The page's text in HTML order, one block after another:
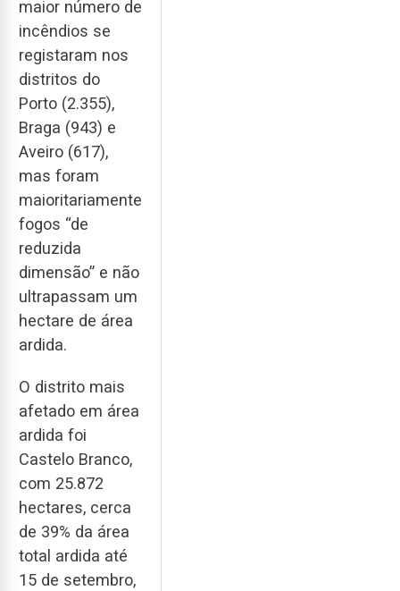
maior número de
incêndios se
registaram nos
distritos do
Porto (2.355),
Braga (943) e
Aveiro (617),
mas foram
maioritariamente
fogos “de
reduzida
dimensão” e não
ultrapassam um
hectare de área
ardida.
O distrito mais
afetado em área
ardida foi
Castelo Branco,
com 25.872
hectares, cerca
de 39% da área
total ardida até
15 de setembro,